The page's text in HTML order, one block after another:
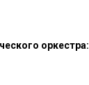
оркестра: